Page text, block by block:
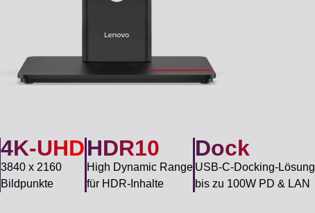
4K-UHD
3840 x 2160
Bildpunkte
HDR10
High Dynamic Range
für HDR-Inhalte
Dock
USB-C-Docking-Lösung
bis zu 100W PD & LAN